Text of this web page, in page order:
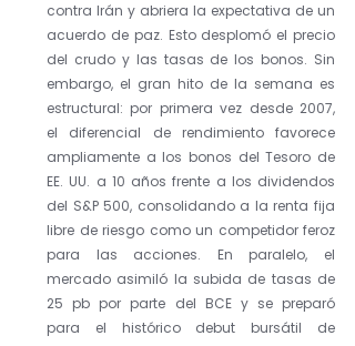
contra Irán y abriera la expectativa de un
acuerdo de paz. Esto desplomó el precio
del crudo y las tasas de los bonos. Sin
embargo, el gran hito de la semana es
estructural: por primera vez desde 2007,
el diferencial de rendimiento favorece
ampliamente a los bonos del Tesoro de
EE. UU. a 10 años frente a los dividendos
del S&P 500, consolidando a la renta fija
libre de riesgo como un competidor feroz
para las acciones. En paralelo, el
mercado asimiló la subida de tasas de
25 pb por parte del BCE y se preparó
para el histórico debut bursátil de